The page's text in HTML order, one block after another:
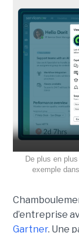
De plus en
exemple
d’entreprise
Gartner. Une